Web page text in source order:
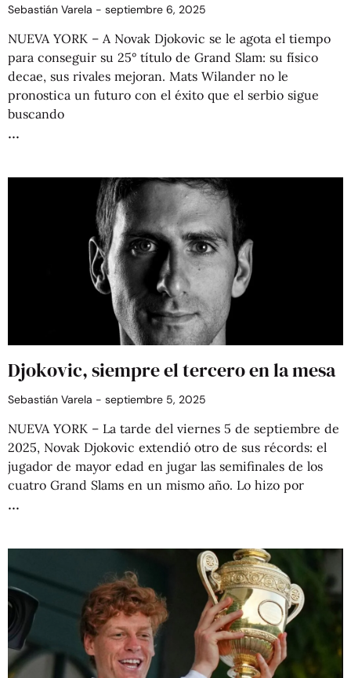
Sebastián Varela septiembre 6, 2025
NUEVA YORK – A Novak Djokovic se le agota el tiempo
para conseguir su 25° título de Grand Slam: su físico
decae, sus rivales mejoran. Mats Wilander no le
pronostica un futuro con el éxito que el serbio sigue
buscando
Djokovic, siempre el tercero en la mesa
Sebastián Varela septiembre 5, 2025
NUEVA YORK – La tarde del viernes 5 de septiembre de
2025, Novak Djokovic extendió otro de sus récords: el
jugador de mayor edad en jugar las semifinales de los
cuatro Grand Slams en un mismo año. Lo hizo por